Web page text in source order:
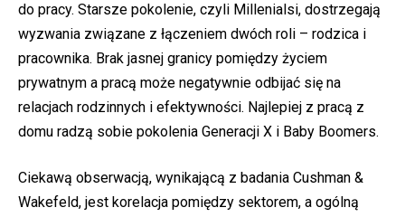
do pracy. Starsze pokolenie, czyli Millenialsi, dostrzegają
wyzwania związane z łączeniem dwóch roli – rodzica i
pracownika. Brak jasnej granicy pomiędzy życiem
prywatnym a pracą może negatywnie odbijać się na
relacjach rodzinnych i efektywności. Najlepiej z pracą z
domu radzą sobie pokolenia Generacji X i Baby Boomers.
Ciekawą obserwacją, wynikającą z badania Cushman &
Wakefeld, jest korelacja pomiędzy sektorem, a ogólną